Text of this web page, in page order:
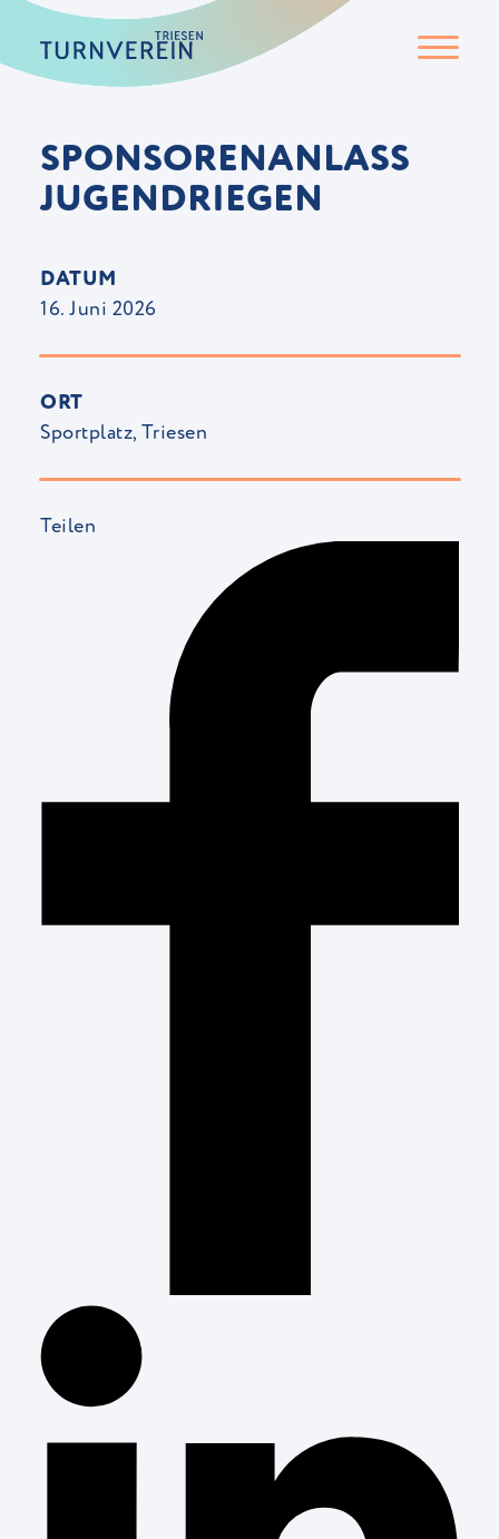
SPONSORENANLASS
JUGENDRIEGEN
DATUM
16. Juni 2026
ORT
Sportplatz, Triesen
Teilen